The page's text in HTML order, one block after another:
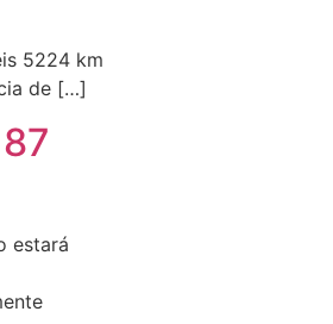
5224 km
de […]
estará